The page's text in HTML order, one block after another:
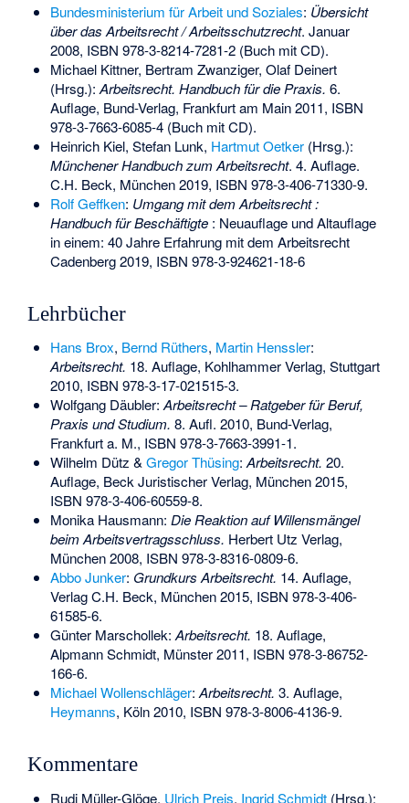
Bundesministerium für Arbeit und Soziales: Übersicht
über das Arbeitsrecht / Arbeitsschutzrecht. Januar
2008, ISBN 978-3-8214-7281-2(Buch mit CD).
Michael Kittner, Bertram Zwanziger, Olaf Deinert
(Hrsg.): Arbeitsrecht. Handbuch für die Praxis. 6.
Auflage, Bund-Verlag, Frankfurt am Main 2011, ISBN
978-3-7663-6085-4(Buch mit CD).
Heinrich Kiel, Stefan Lunk, Hartmut Oetker(Hrsg.):
Münchener Handbuch zum Arbeitsrecht. 4. Auflage.
C.H. Beck, München 2019, ISBN 978-3-406-71330-9.
Rolf Geffken: Umgang mit dem Arbeitsrecht :
Handbuch für Beschäftigte: Neuauflage und Altauflage
in einem: 40 Jahre Erfahrung mit dem Arbeitsrecht
Cadenberg 2019, ISBN 978-3-924621-18-6
Lehrbücher
Hans Brox, Bernd Rüthers, Martin Henssler:
Arbeitsrecht. 18. Auflage, Kohlhammer Verlag, Stuttgart
2010, ISBN 978-3-17-021515-3.
Wolfgang Däubler: Arbeitsrecht – Ratgeber für Beruf,
Praxis und Studium. 8. Aufl. 2010, Bund-Verlag,
Frankfurt a. M., ISBN 978-3-7663-3991-1.
Wilhelm Dütz & Gregor Thüsing: Arbeitsrecht. 20.
Auflage, Beck Juristischer Verlag, München 2015,
ISBN 978-3-406-60559-8.
Monika Hausmann: Die Reaktion auf Willensmängel
beim Arbeitsvertragsschluss. Herbert Utz Verlag,
München 2008, ISBN 978-3-8316-0809-6.
Abbo Junker: Grundkurs Arbeitsrecht. 14. Auflage,
Verlag C.H. Beck, München 2015, ISBN 978-3-406-
61585-6.
Günter Marschollek: Arbeitsrecht. 18. Auflage,
Alpmann Schmidt, Münster 2011, ISBN 978-3-86752-
166-6.
Michael Wollenschläger: Arbeitsrecht. 3. Auflage,
Heymanns, Köln 2010, ISBN 978-3-8006-4136-9.
Kommentare
Rudi Müller-Glöge, Ulrich Preis, Ingrid Schmidt(Hrsg.):